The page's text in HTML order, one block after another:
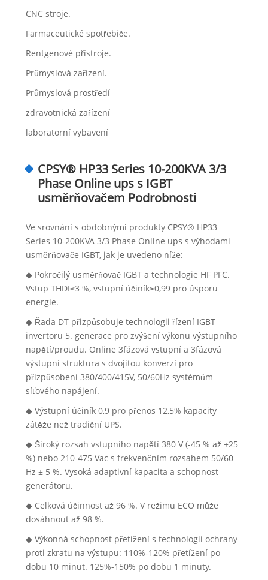
CNC stroje.
Farmaceutické spotřebiče.
Rentgenové přístroje.
Průmyslová zařízení.
Průmyslová prostředí
zdravotnická zařízení
laboratorní vybavení
CPSY® HP33 Series 10-200KVA 3/3
Phase Online ups s IGBT
usměrňovačem Podrobnosti
Ve srovnání s obdobnými produkty CPSY® HP33
Series 10-200KVA 3/3 Phase Online ups s výhodami
usměrňovače IGBT, jak je uvedeno níže:
◆ Pokročilý usměrňovač IGBT a technologie HF PFC.
Vstup THDI≤3 %, vstupní účiník≥0,99 pro úsporu
energie.
◆ Řada DT přizpůsobuje technologii řízení IGBT
invertoru 5. generace pro zvýšení výkonu výstupního
napětí/proudu. Online 3fázová vstupní a 3fázová
výstupní struktura s dvojitou konverzí pro
přizpůsobení 380/400/415V, 50/60Hz systémům
síťového napájení.
◆ Výstupní účiník 0,9 pro přenos 12,5% kapacity
zátěže než tradiční UPS.
◆ Široký rozsah vstupního napětí 380 V (-45 % až +25
%) nebo 210-475 Vac s frekvenčním rozsahem 50/60
Hz ± 5 %. Vysoká adaptivní kapacita a schopnost
generátoru.
◆ Celková účinnost až 96 %. V režimu ECO může
dosáhnout až 98 %.
◆ Výkonná schopnost přetížení s technologií ochrany
proti zkratu na výstupu: 110%-120% přetížení po
dobu 10 minut. 125%-150% po dobu 1 minuty.